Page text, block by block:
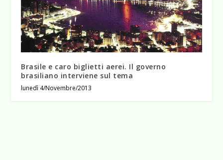
Brasile e caro biglietti aerei. Il governo
brasiliano interviene sul tema
lunedì 4/Novembre/2013